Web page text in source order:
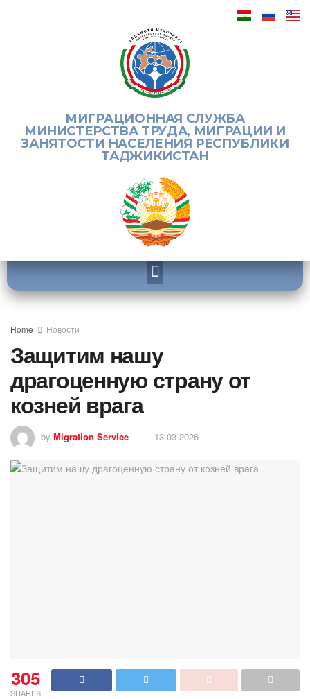
МИГРАЦИОННАЯ СЛУЖБА
МИНИСТЕРСТВА ТРУДА, МИГРАЦИИ И
ЗАНЯТОСТИ НАСЕЛЕНИЯ РЕСПУБЛИКИ
ТАДЖИКИСТАН
Home Новости
Защитим нашу
драгоценную страну от
козней врага
by Migration Service 13.03.2026
305
SHARES